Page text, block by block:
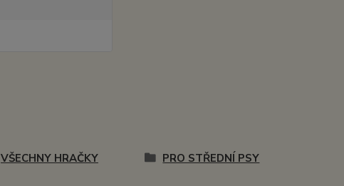
VŠECHNY HRAČKY PRO STŘEDNÍ PSY